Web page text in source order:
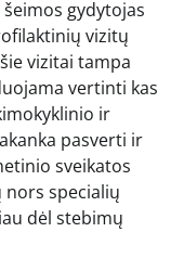
gydytojas
vizitų
vizitai tampa
vertinti kas
ir
pasverti ir
sveikatos
specialių
dėl stebimų